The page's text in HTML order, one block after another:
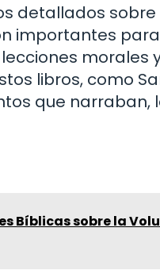
detallados sobre
importantes para
morales
libros, como
que narraban,
Bíblicas sobre la